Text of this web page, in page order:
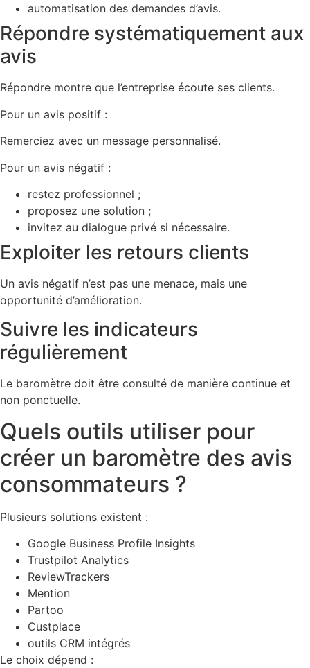
automatisation des demandes d’avis.
Répondre systématiquement aux
avis
Répondre montre que l’entreprise écoute ses clients.
Pour un avis positif :
Remerciez avec un message personnalisé.
Pour un avis négatif :
restez professionnel ;
proposez une solution ;
invitez au dialogue privé si nécessaire.
Exploiter les retours clients
Un avis négatif n’est pas une menace, mais une
opportunité d’amélioration.
Suivre les indicateurs
régulièrement
Le baromètre doit être consulté de manière continue et
non ponctuelle.
Quels outils utiliser pour
créer un baromètre des avis
consommateurs ?
Plusieurs solutions existent :
Google Business Profile Insights
Trustpilot Analytics
ReviewTrackers
Mention
Partoo
Custplace
outils CRM intégrés
Le choix dépend :